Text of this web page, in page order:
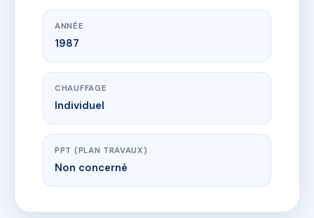
ANNÉE
1987
CHAUFFAGE
Individuel
PPT (PLAN TRAVAUX)
Non concerné